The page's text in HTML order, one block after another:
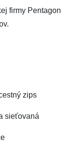
firmy Pentagon
zips
sieťovaná